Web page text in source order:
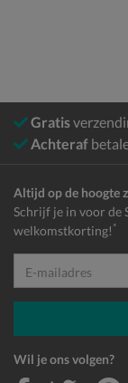
Gratis
Achteraf
Altijd op de hoogte
Schrijf je in voor de
welkomstkorting! *
E-mailadres
Wil je ons volgen?